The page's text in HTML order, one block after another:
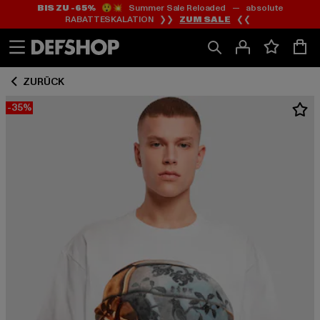
Zum
Inhalt
springen
Zum
Fußzeile
springen
BIS ZU -65%😲💥 Summer Sale Reloaded — absolute
RABATTESKALATION ❯❯ ZUM SALE ❮❮
ZURÜCK
-35%